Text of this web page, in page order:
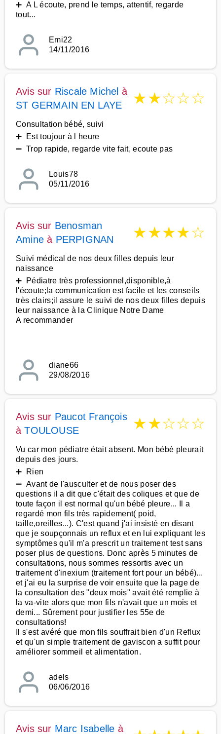
➕ A L écoute, prend le temps, attentif, regarde
tout...
Emi22
14/11/2016
Avis sur Riscale Michel à
ST GERMAIN EN LAYE
★★☆☆☆
Consultation bébé, suivi
➕ Est toujour à l heure
➖ Trop rapide, regarde vite fait, ecoute pas
Louis78
05/11/2016
Avis sur Benosman
Amine à PERPIGNAN ★★★★☆
Suivi médical de nos deux filles depuis leur
naissance
➕ Pédiatre très professionnel,disponible,à
l'écoute;la communication est facile et les conseils
très clairs;il assure le suivi de nos deux filles depuis
leur naissance à la Clinique Notre Dame
A recommander
diane66
29/08/2016
Avis sur Paucot François
àTOULOUSE ★★☆☆☆
Vu car mon pédiatre était absent. Mon bébé pleurait
depuis des jours.
➕ Rien
➖ Avant de l'ausculter et de nous poser des
questions il a dit que c'était des coliques et que de
toute façon il est normal qu'un bébé pleure... Il a
regardé mon fils très rapidement( poid,
taille,oreilles...). C'est quand j'ai insisté en disant
que je soupçonnais un reflux et en lui expliquant les
symptômes qu'il m'a prescrit un traitement test sans
poser plus de questions. Donc après 5 minutes de
consultations, nous sommes ressortis avec un
traitement d'inexium (traitement fort pour un bébé)...
et j'ai eu la surprise de voir ensuite que la page de
la consultation des "deux mois" avait été remplie à
la va-vite alors que mon fils n'avait que un mois et
demi... Sûrement pour justifier les 55e de
consultations!
Il s'est avéré que mon fils souffrait bien d'un Reflux
et qu'un simple traitement de gaviscon a suffit pour
améliorer sommeil et alimentation.
adels
06/06/2016
Avis sur Marc Isabelle à